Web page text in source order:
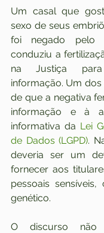
Um casal que
sexo de seus
foi negado pelo
conduziu a
na Justiça
informação. Um
de que a negativa
informação e à
informativa da Lei
de Dados (LGPD).
deveria ser um
fornecer aos
pessoais
genético.
O discurso não